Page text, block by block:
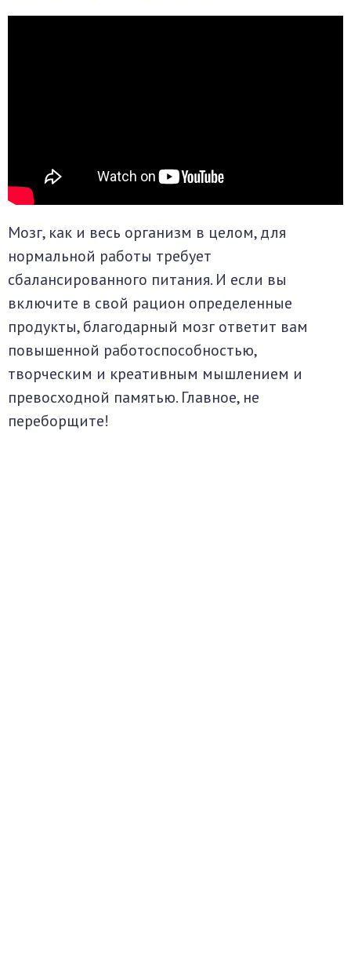
Мозг, как и весь организм в целом, для
нормальной работы требует
сбалансированного питания. И если вы
включите в свой рацион определенные
продукты, благодарный мозг ответит вам
повышенной работоспособностью,
творческим и креативным мышлением и
превосходной памятью. Главное, не
переборщите!